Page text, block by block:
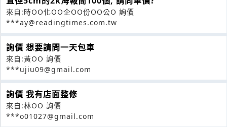
來自:時OO化OO企OO份OO公O 詢價
***ay@readingtimes.com.tw
詢價 想要請問一天包車
來自:黃OO 詢價
***ujiu09@gmail.com
詢價 我有店面整修
來自:林OO 詢價
***o01027@gmail.com